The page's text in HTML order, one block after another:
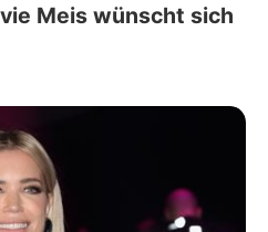
Meis wünscht sich